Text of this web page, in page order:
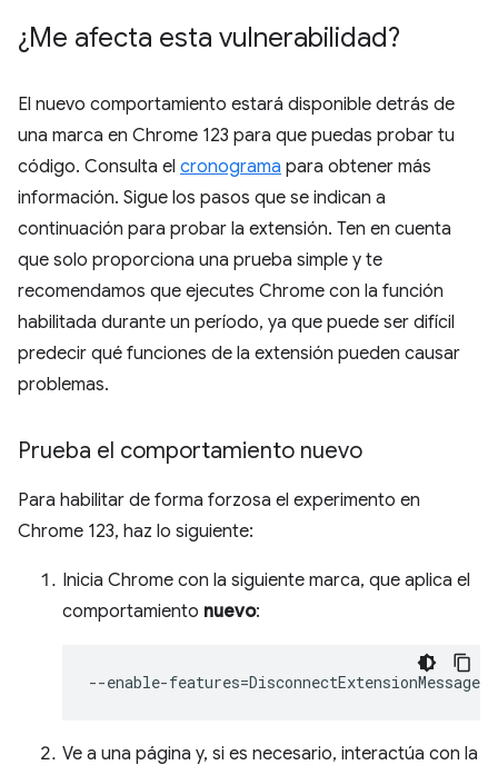
¿Me afecta esta vulnerabilidad?
El nuevo comportamiento estará disponible detrás de
una marca en Chrome 123 para que puedas probar tu
código. Consulta el cronograma para obtener más
información. Sigue los pasos que se indican a
continuación para probar la extensión. Ten en cuenta
que solo proporciona una prueba simple y te
recomendamos que ejecutes Chrome con la función
habilitada durante un período, ya que puede ser difícil
predecir qué funciones de la extensión pueden causar
problemas.
Prueba el comportamiento nuevo
Para habilitar de forma forzosa el experimento en
Chrome 123, haz lo siguiente:
Inicia Chrome con la siguiente marca, que aplica el
comportamiento nuevo:
--enable-features=
Ve a una página y, si es necesario, interactúa con la